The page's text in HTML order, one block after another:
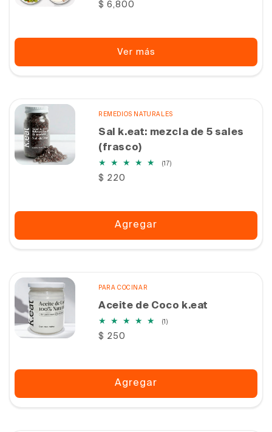
Precio
$ 6,800
Ver más
REMEDIOS NATURALES
Sal k.eat: mezcla de 5 sales
(frasco)
(17)17
Precio
$ 220
Agregar
PARA COCINAR
Aceite de Coco k.eat
(1)1
Precio
$ 250
Agregar